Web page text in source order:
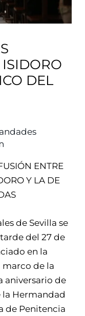
DEL
ENTRE
Y LA DE
de Sevilla se
del 27 de
en la
marco de la
aniversario de
la Hermandad
de Penitencia